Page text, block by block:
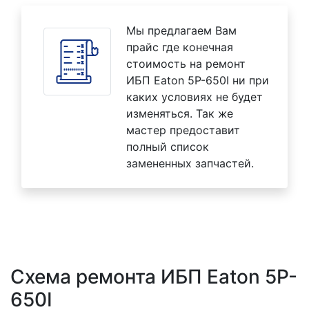
Мы предлагаем Вам
прайс где конечная
стоимость на ремонт
ИБП Eaton 5P-650I ни при
каких условиях не будет
изменяться. Так же
мастер предоставит
полный список
замененных запчастей.
Схема ремонта ИБП Eaton 5P-
650I